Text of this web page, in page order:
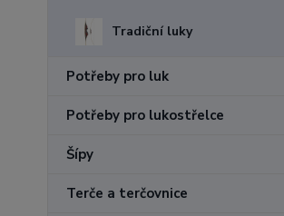
Tradiční luky
Potřeby pro luk
Potřeby pro lukostřelce
Šípy
Terče a terčovnice